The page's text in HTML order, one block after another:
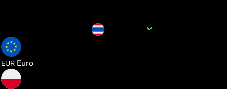
EUR Euro